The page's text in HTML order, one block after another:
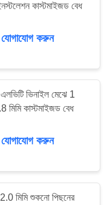
35
36
কাস্টমাইজড বেধ
যোগাযোগ করুন
ভিনাইল মেঝে 1
মিমি কাস্টমাইজড বেধ
যোগাযোগ করুন
2.0 মিমি শুকনো পিছনের